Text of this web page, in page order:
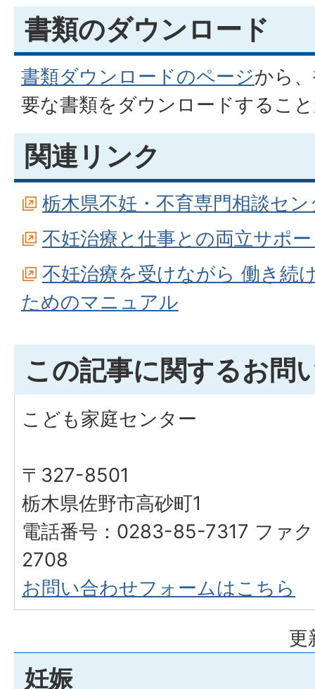
書類のダウンロード
書類ダウンロードのページから
要な書類をダウンロードするこ
関連リンク
栃木県不妊・不育専門相談セ
不妊治療と仕事との両立サポ
不妊治療を受けながら 働き続
ためのマニュアル
この記事に関するお問
こども家庭センター
〒327-8501
栃木県佐野市高砂町1
電話番号：0283-85-7317 ファ
2708
お問い合わせフォームはこちら
更
妊娠